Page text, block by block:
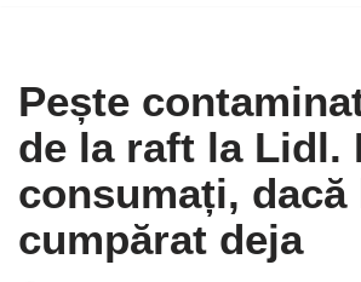
Pește
de la raft la Lidl.
consumați, dacă
cumpărat deja